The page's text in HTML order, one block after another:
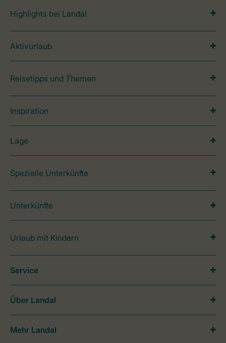
Highlights bei Landal
Aktivurlaub
Reisetipps und Themen
Inspiration
Lage
Spezielle Unterkünfte
Unterkünfte
Urlaub mit Kindern
Service
Über Landal
Mehr Landal